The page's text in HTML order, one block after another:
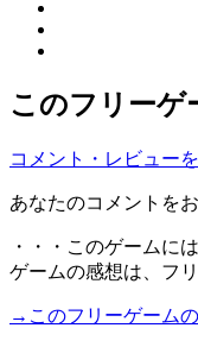
このフリーゲ
コメント・レビュー
あなたのコメントを
・・・このゲームに
ゲームの感想は、フ
→このフリーゲーム